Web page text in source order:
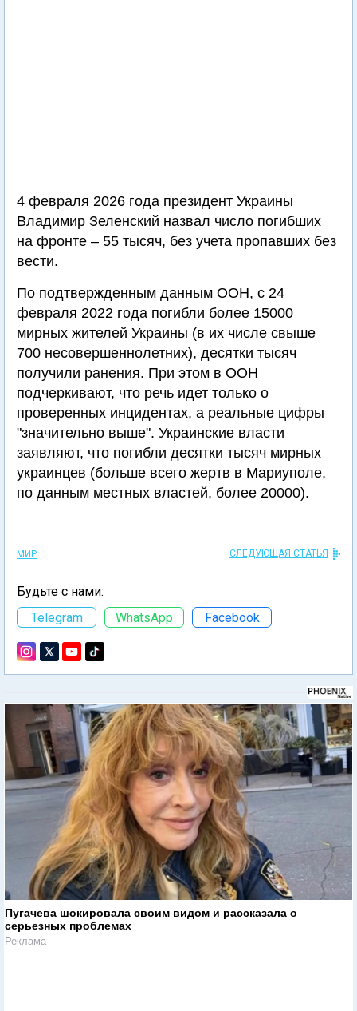
4 февраля 2026 года президент Украины
Владимир Зеленский назвал число погибших
на фронте – 55 тысяч, без учета пропавших без
вести.
По подтвержденным данным ООН, с 24
февраля 2022 года погибли более 15000
мирных жителей Украины (в их числе свыше
700 несовершеннолетних), десятки тысяч
получили ранения. При этом в ООН
подчеркивают, что речь идет только о
проверенных инцидентах, а реальные цифры
"значительно выше". Украинские власти
заявляют, что погибли десятки тысяч мирных
украинцев (больше всего жертв в Мариуполе,
по данным местных властей, более 20000).
МИР СЛЕДУЮЩАЯ СТАТЬЯ
Будьте с нами:
Telegram
WhatsApp Facebook
Пугачева шокировала своим видом и рассказала о
серьезных проблемах
Реклама